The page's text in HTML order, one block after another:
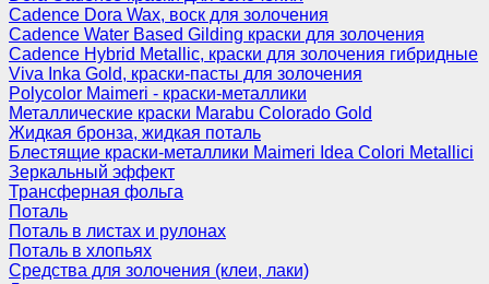
Cadence Dora Wax, воск для золочения
Cadence Water Based Gilding краски для золочения
Cadence Hybrid Metallic, краски для золочения гибридные
Viva Inka Gold, краски-пасты для золочения
Polycolor Maimeri - краски-металлики
Металлические краски Marabu Colorado Gold
Жидкая бронза, жидкая поталь
Блестящие краски-металлики Maimeri Idea Colori Metallici
Зеркальный эффект
Трансферная фольга
Поталь
Поталь в листах и рулонах
Поталь в хлопьях
Средства для золочения (клеи, лаки)